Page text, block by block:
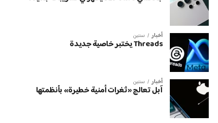
أخبار سنتين
Threads يختبر خاصية جديدة
أخبار سنتين
آبل تعالج «ثغرات أمنية خطيرة» بأنظمتها